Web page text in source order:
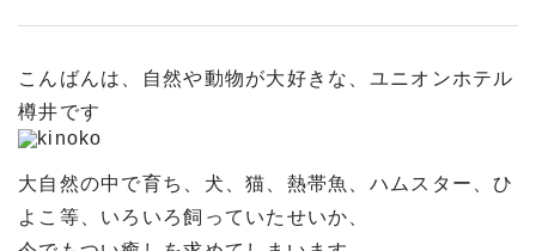
こんばんは、自然や動物が大好きな、ユニオンホテル
樽井です
大自然の中で育ち、犬、猫、熱帯魚、ハムスター、ひ
よこ等、いろいろ飼っていたせいか、